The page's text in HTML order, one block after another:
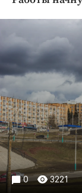
Криминал
Культура
Погода
Спорт
0 3221